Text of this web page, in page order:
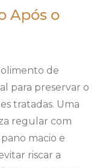
Após o
de
para preservar o
tratadas. Uma
regular com
macio e
riscar a